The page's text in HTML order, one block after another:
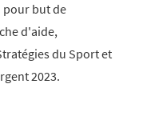
pour but de
d'aide,
du Sport et
2023.